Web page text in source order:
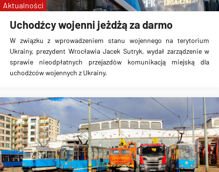
Uchodźcy wojenni jeżdżą za darmo
W związku z wprowadzeniem stanu wojennego na terytorium
Ukrainy, prezydent Wrocławia Jacek Sutryk, wydał zarządzenie w
sprawie nieodpłatnych przejazdów komunikacją miejską dla
uchodźców wojennych z Ukrainy.
Aktualności